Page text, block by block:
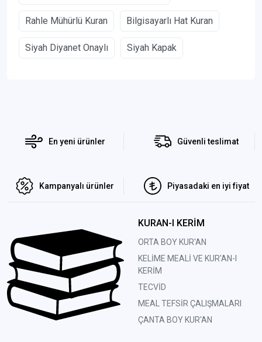
Rahle Mühürlü Kuran Bilgisayarlı Hat Kuran
Siyah Diyanet Onaylı Siyah Kapak
En yeni ürünler Güvenli teslimat
Kampanyalı ürünler Piyasadaki en iyi fiyat
KURAN-I KERİM
ORTA BOY KUR'AN
KELİME MEALİ VE KUR'AN-I
KERİM
TECVİD
MEAL TEFSİR ÇALIŞMALARI
ÇANTA BOY KUR'AN